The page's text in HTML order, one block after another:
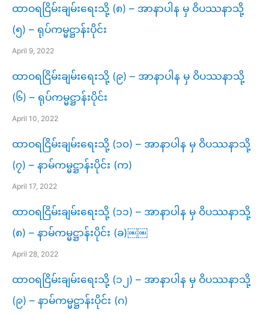
ထာဝရငြိမ်းချမ်းရေးသို့ (၈) – အာနာပါန မှ ဝိပဿနာသို့
(၅) – ရုပ်ကမ္မဋ္ဌာန်းပိုင်း
April 9, 2022
ထာဝရငြိမ်းချမ်းရေးသို့ (၉) – အာနာပါန မှ ဝိပဿနာသို့
(၆) – ရုပ်ကမ္မဋ္ဌာန်းပိုင်း
April 10, 2022
ထာဝရငြိမ်းချမ်းရေးသို့ (၁၀) – အာနာပါန မှ ဝိပဿနာသို့
(၇) – နာမ်ကမ္မဋ္ဌာန်းပိုင်း (က)
April 17, 2022
ထာဝရငြိမ်းချမ်းရေးသို့ (၁၁) – အာနာပါန မှ ဝိပဿနာသို့
(၈) – နာမ်ကမ္မဋ္ဌာန်းပိုင်း (ခ)￼￼
April 28, 2022
ထာဝရငြိမ်းချမ်းရေးသို့ (၁၂) – အာနာပါန မှ ဝိပဿနာသို့
(၉) – နာမ်ကမ္မဋ္ဌာန်းပိုင်း (ဂ)